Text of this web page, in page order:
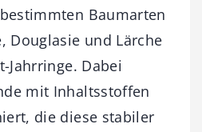
Baumarten
Douglasie und Lärche
Jahrringe. Dabei
mit Inhaltsstoffen
die diese stabiler